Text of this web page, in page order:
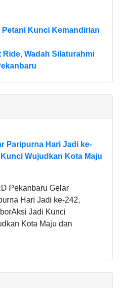
Petani Kunci Kemandirian
Wadah Silaturahmi
Paripurna Hari Jadi ke-
Wujudkan Kota Maju
Pekanbaru Gelar
Hari Jadi ke-242,
Jadi Kunci
Kota Maju dan